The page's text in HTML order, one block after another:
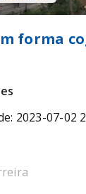
forma
2023-07-02